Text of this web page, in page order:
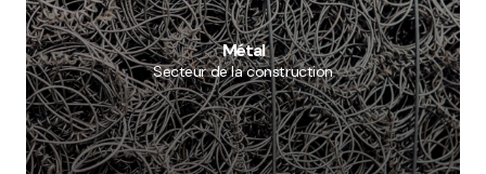
Métal
Secteur de la construction